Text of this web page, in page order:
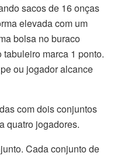
sacos de 16 onças
elevada com um
bolsa no buraco
marca 1 ponto.
ou jogador alcance
com dois conjuntos
quatro jogadores.
Cada conjunto de